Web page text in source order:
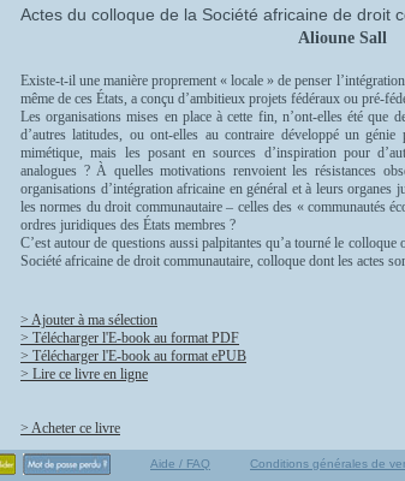
Actes du colloque de la Société africaine de droit
Alioune Sall
Existe-t-il une manière proprement « locale » de penser
même de ces États, a conçu d’ambitieux projets fédéraux ou pré-
Les organisations mises en place à cette fin, n’ont-elles été que
d’autres latitudes, ou ont-elles au contraire développé un
mimétique, mais les posant en sources d’inspiration pour
analogues ? À quelles motivations renvoient les résistances
organisations d’intégration africaine en général et à leurs
les normes du droit communautaire – celles des « communautés
ordres juridiques des États membres ?
C’est autour de questions aussi palpitantes qu’a tourné le
Société africaine de droit communautaire, colloque dont les actes
> Ajouter à ma sélection
> Télécharger l'E-book au format PDF
> Télécharger l'E-book au format ePUB
> Lire ce livre en ligne
> Acheter ce livre
Aide / FAQ Conditions générales de